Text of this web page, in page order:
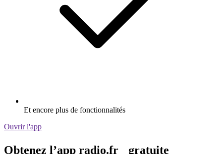
Et encore plus de fonctionnalités
Ouvrir l'app
Obtenez l’app radio.fr gratuite